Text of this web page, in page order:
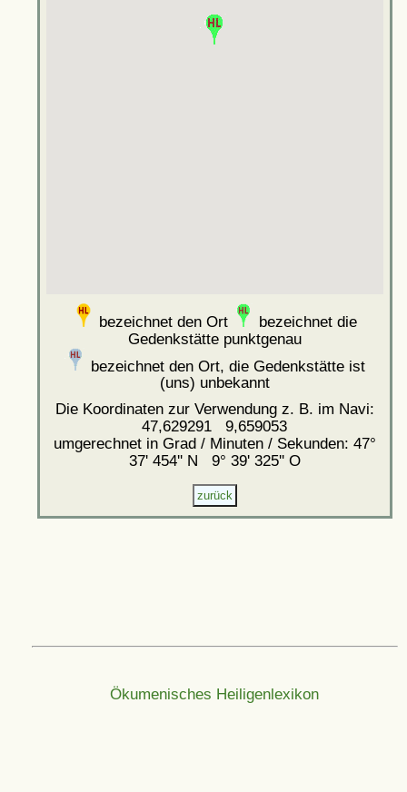
bezeichnet den Ort
bezeichnet die
Gedenkstätte punktgenau
bezeichnet den Ort, die Gedenkstätte ist
(uns) unbekannt
Die Koordinaten zur Verwendung z. B. im Navi:
47,629291 9,659053
umgerechnet in Grad / Minuten / Sekunden: 47°
37' 454'' N 9° 39' 325'' O
Ökumenisches Heiligenlexikon